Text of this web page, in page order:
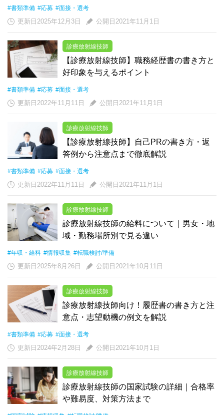
#書類準備 #応募 #面接・選考
更新日2025年12月3日 公開日2021年11月1日
診療放射線技師
【診療放射線技師】職務経歴書の書き方と
好印象を与えるポイント
#書類準備 #応募 #面接・選考
更新日2022年11月11日 公開日2021年11月1日
診療放射線技師
【診療放射線技師】自己PRの書き方・返
答例から注意点まで徹底解説
#書類準備 #応募 #面接・選考
更新日2022年11月11日 公開日2021年11月1日
診療放射線技師
診療放射線技師の給料について｜男女・地
域・勤務場所別で見る違い
#年収・給料 #情報収集 #転職検討/準備
更新日2025年8月26日 公開日2021年10月11日
診療放射線技師
診療放射線技師向け！履歴書の書き方と注
意点・志望動機の例文を解説
#書類準備 #応募 #面接・選考
更新日2024年2月28日 公開日2021年10月1日
診療放射線技師
診療放射線技師の国家試験の詳細｜合格率
や難易度、対策方法まで